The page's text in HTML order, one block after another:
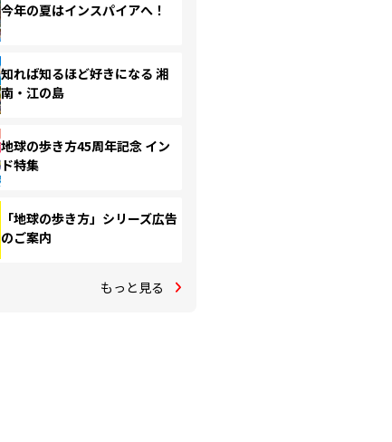
今年の夏はインスパイアへ！
知れば知るほど好きになる 湘
南・江の島
地球の歩き方45周年記念 イン
ド特集
「地球の歩き方」シリーズ広告
のご案内
もっと見る